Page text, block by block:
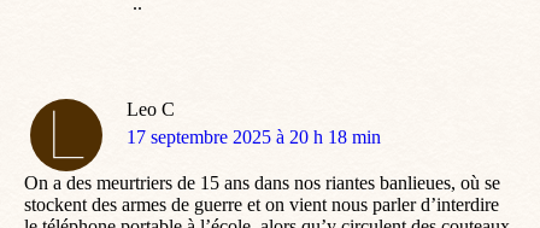
Leo C
dit
17 septembre 2025 à 20 h 18 min
On a des meurtriers de 15 ans dans nos riantes banlieues, où se
stockent des armes de guerre et on vient nous parler d’interdire